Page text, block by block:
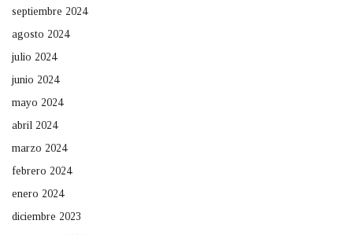
septiembre 2024
agosto 2024
julio 2024
junio 2024
mayo 2024
abril 2024
marzo 2024
febrero 2024
enero 2024
diciembre 2023